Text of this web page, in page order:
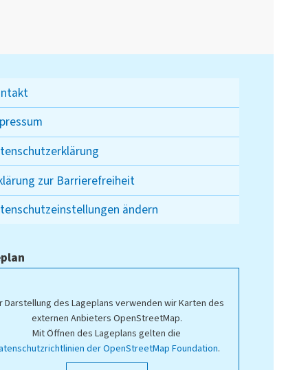
zur Barrierefreiheit
ändern
Darstellung des Lageplans verwenden wir Karten des
externen Anbieters OpenStreetMap.
Mit Öffnen des Lageplans gelten die
der OpenStreetMap Foundation.